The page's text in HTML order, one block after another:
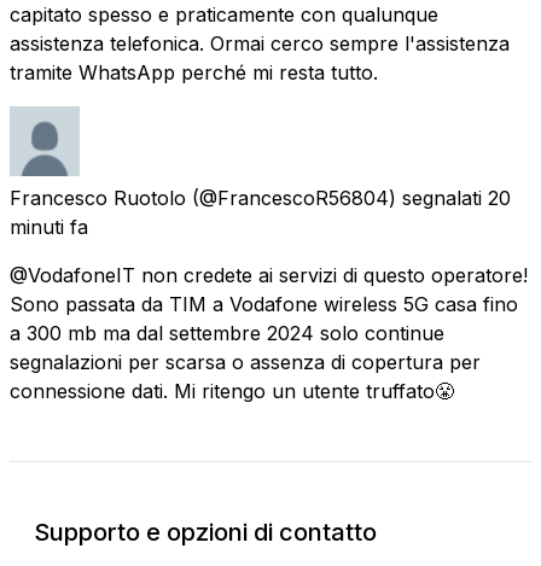
capitato spesso e praticamente con qualunque
assistenza telefonica. Ormai cerco sempre l'assistenza
tramite WhatsApp perché mi resta tutto.
Francesco Ruotolo (@FrancescoR56804) segnalati 20
minuti fa
@VodafoneIT non credete ai servizi di questo operatore!
Sono passata da TIM a Vodafone wireless 5G casa fino
a 300 mb ma dal settembre 2024 solo continue
segnalazioni per scarsa o assenza di copertura per
connessione dati. Mi ritengo un utente truffato😤
Supporto e opzioni di contatto